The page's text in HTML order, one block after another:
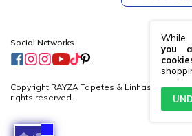
While
you
Social Networks
Copyright RAYZA Tapetes & Linhas Ltda. -
rights reserved.